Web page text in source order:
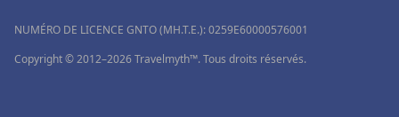
NUMÉRO DE LICENCE GNTO (MH.T.E.): 0259Ε60000576001
Copyright © 2012–2026 Travelmyth™. Tous droits réservés.